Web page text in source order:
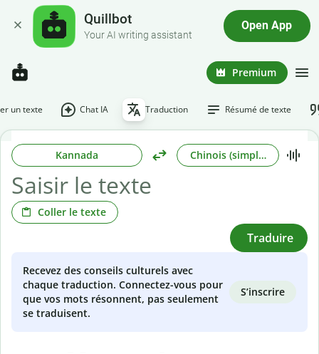
Quillbot
Your AI writing assistant
Open App
Premium
un texte Chat IA Traduction Résumé de texte
Kannada Chinois (simplifié)
Coller le texte
Traduire
Recevez des conseils culturels avec
chaque traduction. Connectez-vous pour
que vos mots résonnent, pas seulement
se traduisent.
S’inscrire